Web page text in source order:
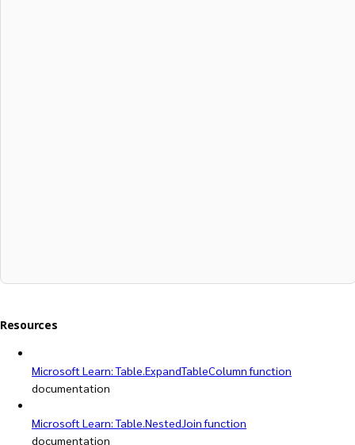
Resources
Microsoft Learn: Table.ExpandTableColumn function
documentation
Microsoft Learn: Table.NestedJoin function
documentation